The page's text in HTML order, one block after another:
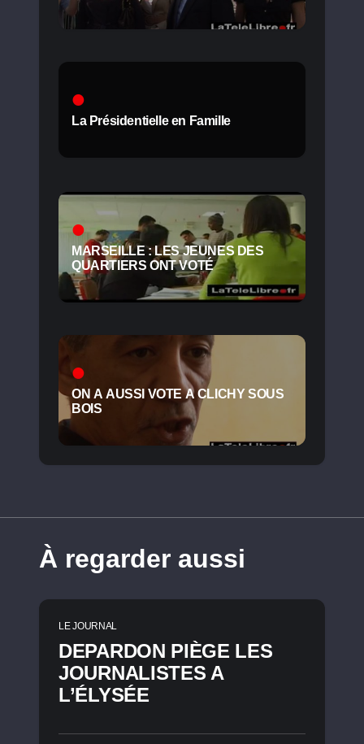
La Présidentielle en Famille
MARSEILLE : LES JEUNES DES
QUARTIERS ONT VOTÉ
ON A AUSSI VOTE A CLICHY SOUS
BOIS
À regarder aussi
LE JOURNAL
DEPARDON PIÈGE LES
JOURNALISTES A
L’ÉLYSÉE